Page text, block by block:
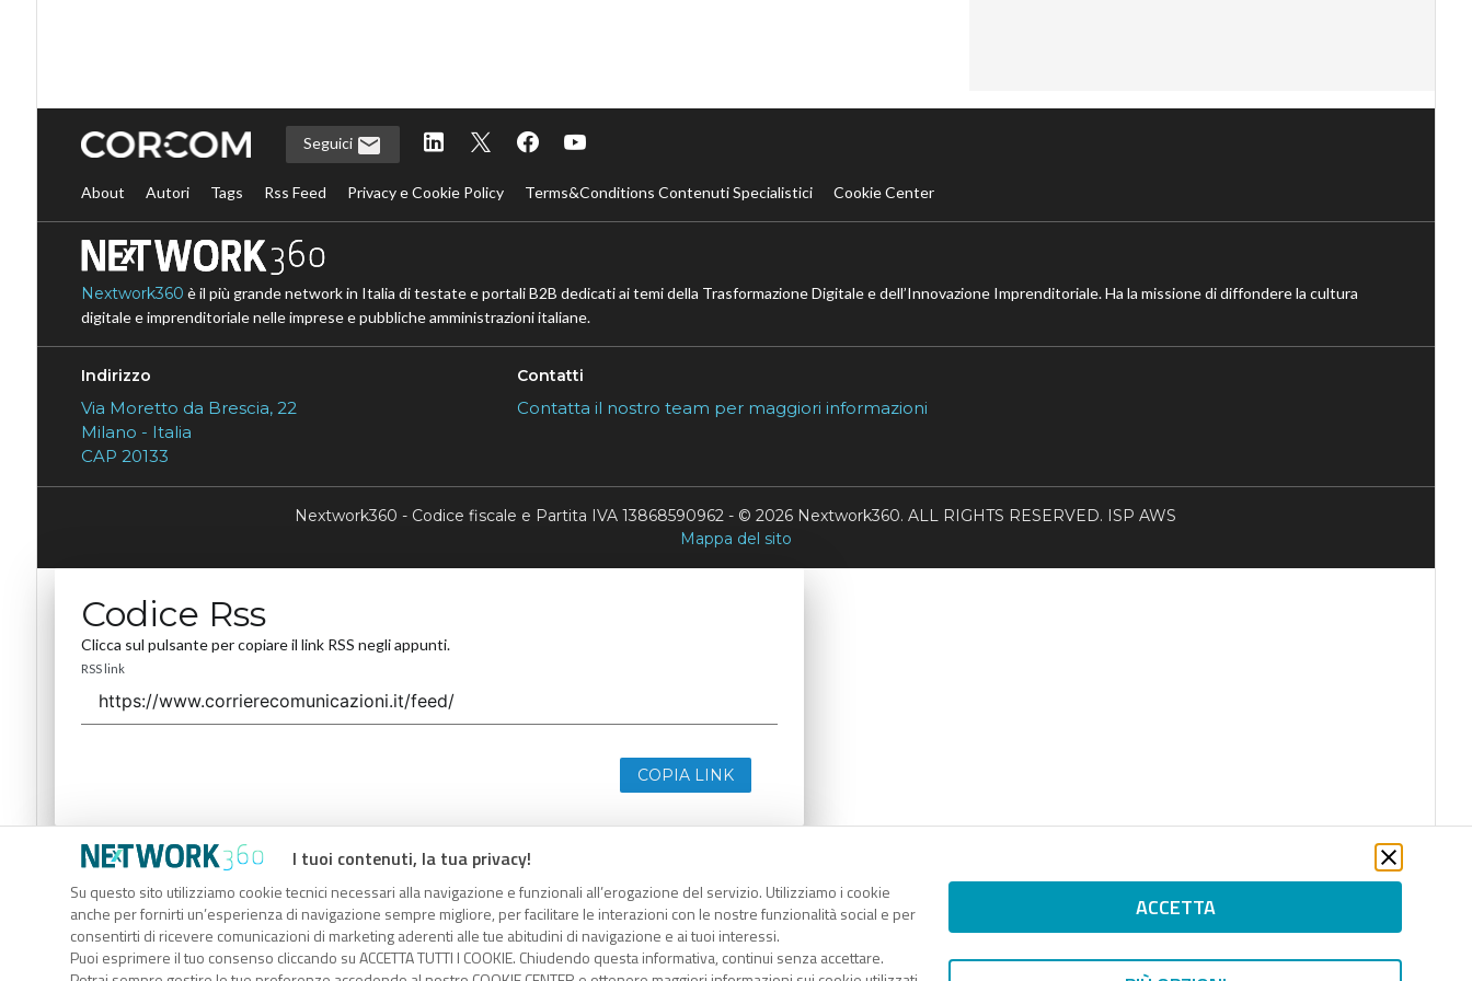
I tuoi contenuti, la tua privacy!
Su questo sito utilizziamo cookie tecnici necessari alla navigazione e funzionali all’erogazione del servizio. Utilizziamo i cookie
anche per fornirti un’esperienza di navigazione sempre migliore, per facilitare le interazioni con le nostre funzionalità social e per
consentirti di ricevere comunicazioni di marketing aderenti alle tue abitudini di navigazione e ai tuoi interessi.
Puoi esprimere il tuo consenso cliccando su ACCETTA TUTTI I COOKIE. Chiudendo questa informativa, continui senza accettare.
ACCETTA
Seguici
About Autori Tags Rss Feed Privacy e Cookie Policy Terms&Conditions Contenuti Specialistici Cookie Center
Nextwork360 è il più grande network in Italia di testate e portali B2B dedicati ai temi della Trasformazione Digitale e dell’Innovazione Imprenditoriale. Ha la missione di diffondere la cultura
digitale e imprenditoriale nelle imprese e pubbliche amministrazioni italiane.
Indirizzo
Via Moretto da Brescia, 22
Milano - Italia
CAP 20133
Contatti
Contatta il nostro team per maggiori informazioni
Nextwork360 - Codice fiscale e Partita IVA 13868590962 - © 2026 Nextwork360. ALL RIGHTS RESERVED. ISP AWS
Mappa del sito
Codice Rss
Clicca sul pulsante per copiare il link RSS negli appunti.
RSS link
COPIA LINK
Codice Rss
Clicca sul pulsante per copiare il link RSS negli appunti.
RSS link